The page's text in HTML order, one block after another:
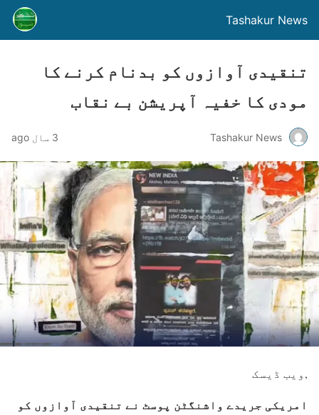
Tashakur News
تنقیدی آوازوں کو بدنام کرنے کا
مودی کا خفیہ آپریشن بے نقاب
Tashakur News 3 سال ago
,ویب ڈیسک
امریکی جریدے واشنگٹن پوسٹ نے تنقیدی آوازوں کو